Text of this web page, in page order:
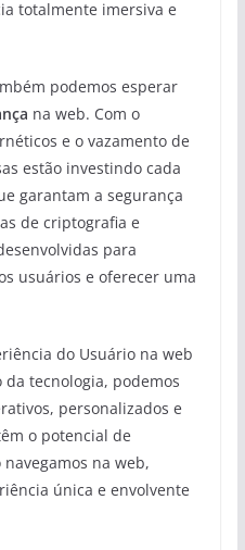
totalmente imersiva e
podemos esperar
na web. Com o
e o vazamento de
estão investindo cada
garantam a segurança
de criptografia e
para
usuários e oferecer uma
do Usuário na web
da tecnologia, podemos
personalizados e
o potencial de
na web,
única e envolvente